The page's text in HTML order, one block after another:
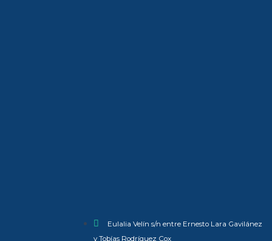
Eulalia Velín s/n entre Ernesto Lara Gavilánez
y Tobías Rodríguez Cox